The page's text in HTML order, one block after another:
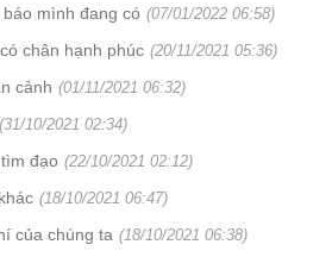
mình đang có (07/01/2022 06:58)
chân hạnh phúc (20/11/2021 05:36)
cảnh (01/11/2021 06:32)
(31/10/2021 02:34)
đạo (22/10/2021 02:12)
(18/10/2021 06:47)
của chúng ta (18/10/2021 06:38)